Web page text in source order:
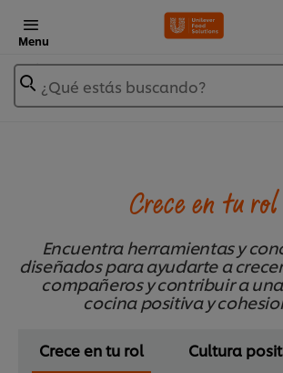
Menu
¿Qué estás buscando?
Crece en tu rol
Encuentra herramientas y
diseñados para ayudarte a
compañeros y contribuir a
cocina positiva y
Crece en tu rol Cultura